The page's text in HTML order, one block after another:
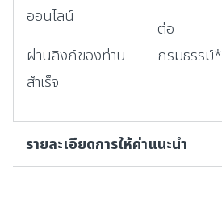
ออนไลน์
ผ่านลิงก์ของท่าน
สำเร็จ
ต่อ
กรมธรรม์*
รายละเอียดการให้ค่าแนะนำ